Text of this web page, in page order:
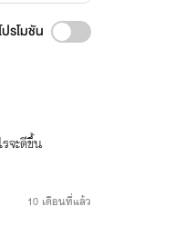
รโมชัน
จะดีขึ้น
10 เดือนที่แล้ว